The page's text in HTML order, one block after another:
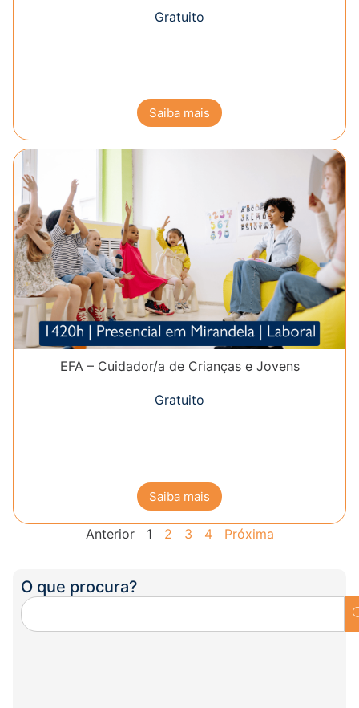
O que procura?
Gratuito
Saiba mais
EFA – Cuidador/a de Crianças e Jovens
Gratuito
Saiba mais
Anterior 1 2 3 4 Próxima